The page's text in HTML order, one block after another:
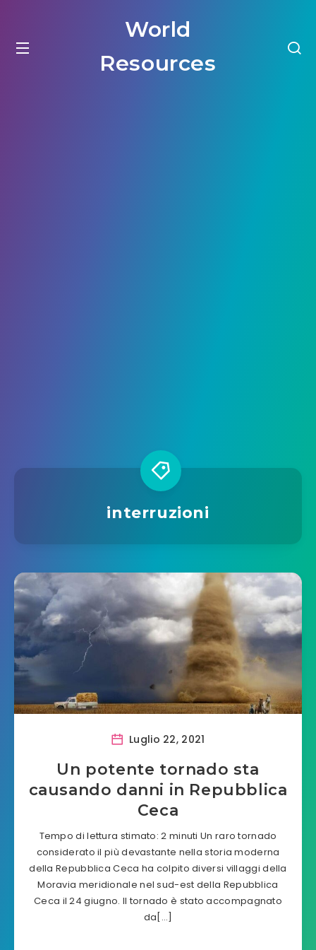
World
Resources
interruzioni
Luglio 22, 2021
Un potente tornado sta
causando danni in Repubblica
Ceca
Tempo di lettura stimato: 2 minuti Un raro tornado
considerato il più devastante nella storia moderna
della Repubblica Ceca ha colpito diversi villaggi della
Moravia meridionale nel sud-est della Repubblica
Ceca il 24 giugno. Il tornado è stato accompagnato
da[…]